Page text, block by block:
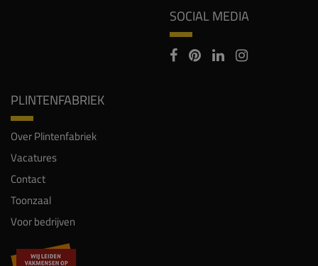
SOCIAL MEDIA
PLINTENFABRIEK
Over Plintenfabriek
Vacatures
Contact
Toonzaal
Voor bedrijven